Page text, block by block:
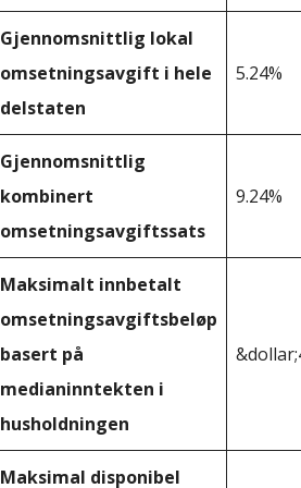
Gjennomsnittlig lokal
omsetningsavgift i hele
delstaten
5.24%
Gjennomsnittlig
kombinert
omsetningsavgiftssats
9.24%
Maksimalt innbetalt
omsetningsavgiftsbeløp
basert på
medianinntekten i
husholdningen
Maksimal disponibel